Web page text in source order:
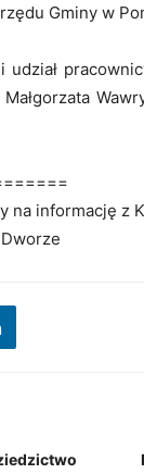
Gminy w
na informację z